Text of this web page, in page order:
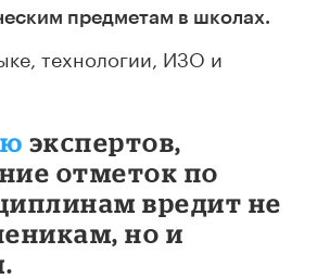
предметам в школах.
технологии, ИЗО и
экспертов,
отметок по
вредит не
но и